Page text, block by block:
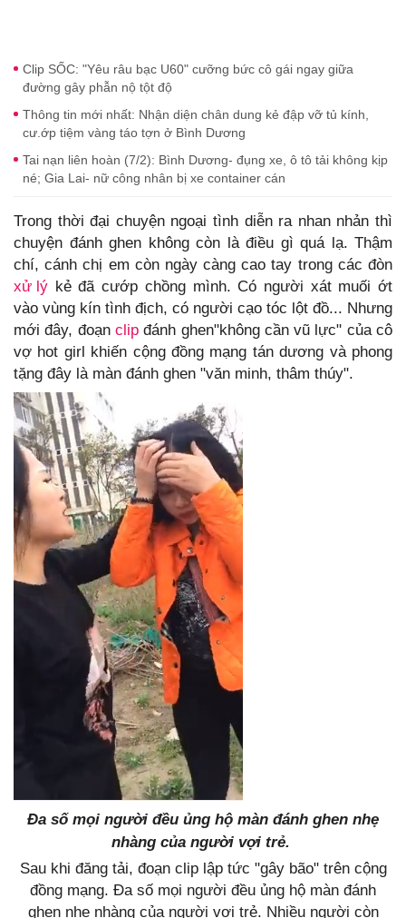
Clip SỐC: "Yêu râu bạc U60" cưỡng bức cô gái ngay giữa
đường gây phẫn nộ tột độ
Thông tin mới nhất: Nhận diện chân dung kẻ đập vỡ tủ kính,
cư.ớp tiệm vàng táo tợn ở Bình Dương
Tai nạn liên hoàn (7/2): Bình Dương- đụng xe, ô tô tải không kịp
né; Gia Lai- nữ công nhân bị xe container cán
Trong thời đại chuyện ngoại tình diễn ra nhan nhản thì
chuyện đánh ghen không còn là điều gì quá lạ. Thậm
chí, cánh chị em còn ngày càng cao tay trong các đòn
xử lý kẻ đã cướp chồng mình. Có người xát muối ớt
vào vùng kín tình địch, có người cạo tóc lột đồ... Nhưng
mới đây, đoạn clipđánh ghen"không cần vũ lực" của cô
vợ hot girl khiến cộng đồng mạng tán dương và phong
tặng đây là màn đánh ghen "văn minh, thâm thúy".
Đa số mọi người đều ủng hộ màn đánh ghen nhẹ
nhàng của người vợi trẻ.
Sau khi đăng tải, đoạn clip lập tức "gây bão" trên cộng
đồng mạng. Đa số mọi người đều ủng hộ màn đánh
ghen nhẹ nhàng của người vợi trẻ. Nhiều người còn